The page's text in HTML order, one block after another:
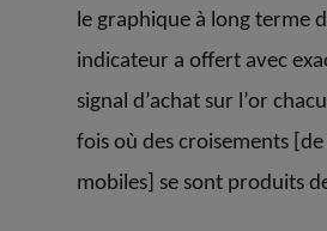
le graphique à long terme
indicateur a offert avec
signal d’achat sur l’or
fois où des croisements
mobiles] se sont produits